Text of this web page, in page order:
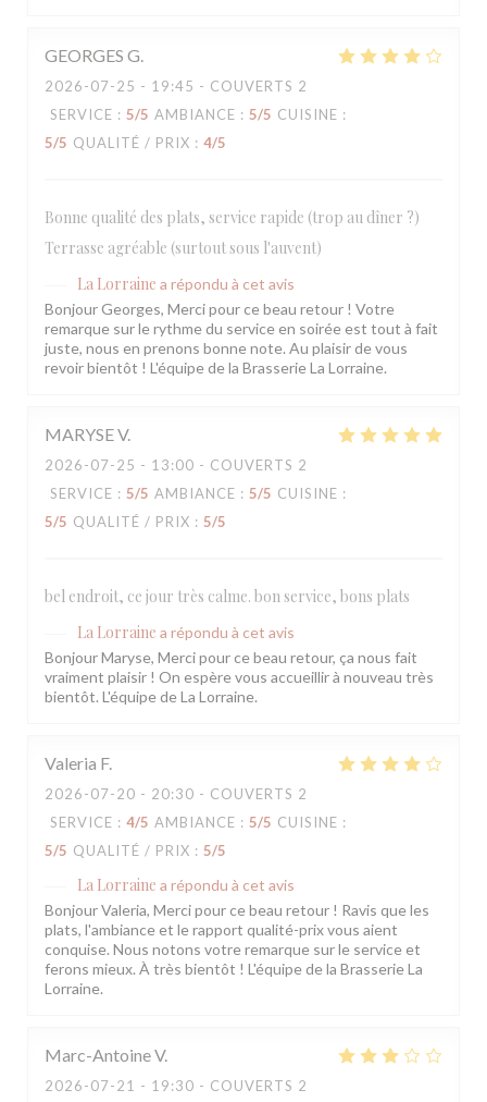
GEORGES G
2026-07-25 - 19:45 - COUVERTS 2
SERVICE : 5/5 AMBIANCE : 5/5 CUISINE :
5/5 QUALITÉ / PRIX : 4/5
Bonne qualité des plats, service rapide (trop au dîner ?)
Terrasse agréable (surtout sous l'auvent)
La Lorraine a répondu à cet avis
Bonjour Georges, Merci pour ce beau retour ! Votre
remarque sur le rythme du service en soirée est tout à fait
juste, nous en prenons bonne note. Au plaisir de vous
revoir bientôt ! L'équipe de la Brasserie La Lorraine.
MARYSEV
2026-07-25 - 13:00 - COUVERTS 2
SERVICE : 5/5 AMBIANCE : 5/5 CUISINE :
5/5 QUALITÉ / PRIX : 5/5
bel endroit, ce jour très calme. bon service, bons plats
La Lorraine a répondu à cet avis
Bonjour Maryse, Merci pour ce beau retour, ça nous fait
vraiment plaisir ! On espère vous accueillir à nouveau très
bientôt. L'équipe de La Lorraine.
Valeria F
2026-07-20 - 20:30 - COUVERTS 2
SERVICE : 4/5 AMBIANCE : 5/5 CUISINE :
5/5 QUALITÉ / PRIX : 5/5
La Lorraine a répondu à cet avis
Bonjour Valeria, Merci pour ce beau retour ! Ravis que les
plats, l'ambiance et le rapport qualité-prix vous aient
conquise. Nous notons votre remarque sur le service et
ferons mieux. À très bientôt ! L'équipe de la Brasserie La
Lorraine.
Marc-AntoineV
2026-07-21 - 19:30 - COUVERTS 2